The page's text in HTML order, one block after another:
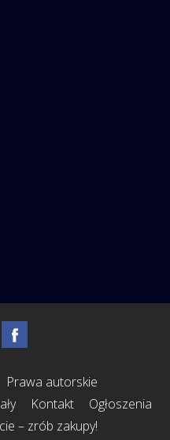
Prawa autorskie
Kontakt
Ogłoszenia
– zrób zakupy!